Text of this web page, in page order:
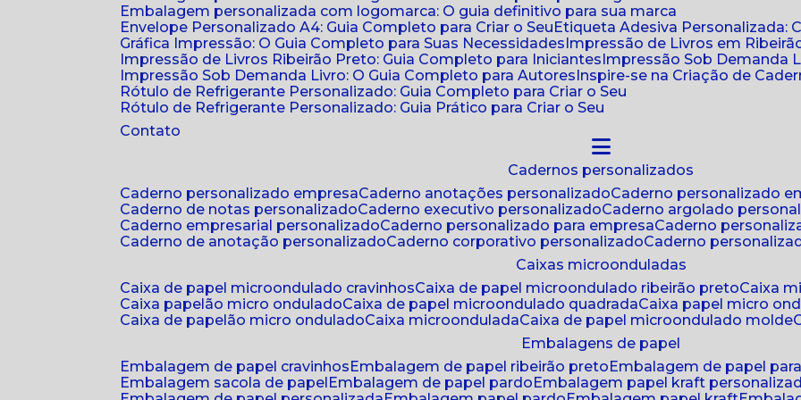
Embalagem personalizada com logomarca: O guia definitivo para sua marca
Envelope Personalizado A4: Guia Completo para Criar o Seu
Etiqueta Adesiva Personalizada:
Gráfica Impressão: O Guia Completo para Suas Necessidades Impressão de Livros em
Impressão de Livros Ribeirão Preto: Guia Completo para Iniciantes Impressão Sob Demanda
Impressão Sob Demanda Livro: O Guia Completo para Autores Inspire-se na Criação de
Rótulo de Refrigerante Personalizado: Guia Completo para Criar o Seu
Rótulo de Refrigerante Personalizado: Guia Prático para Criar o Seu
Contato
cadernos personalizados
caderno personalizado empresa
caderno anotações personalizado
caderno personalizado
caderno de notas personalizado
caderno executivo personalizado
caderno argolado
caderno empresarial personalizado
caderno personalizado para empresa
caderno
caderno de anotação personalizado
caderno corporativo personalizado
caderno
caixas microonduladas
caixa de papel microondulado cravinhos
caixa de papel microondulado ribeirão preto
caixa
caixa papelão micro ondulado
caixa de papel microondulado quadrada
caixa papel micro
caixa de papelão micro ondulado
caixa microondulada
caixa de papel microondulado molde
embalagens de papel
embalagem de papel cravinhos
embalagem de papel ribeirão preto
embalagem de papel
embalagem sacola de papel
embalagem de papel pardo
embalagem papel kraft